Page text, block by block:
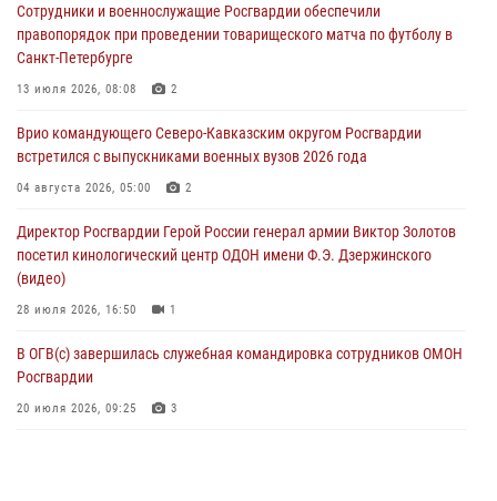
В Курске росгвардейцы приняли участие в митинге, посвященном
второй годовщине вторжения ВСУ на территорию области
06 августа 2026, 11:56
угрожавшего подростку травматическим пистолетом
06 августа 2026, 11:33
крупная нарколаборатория
Сотрудники и военнослужащие Росгвардии обеспечили
правопорядок при проведении товарищеского матча по футболу в
Санкт-Петербурге
13 июля 2026, 08:08 2
Врио командующего Северо-Кавказским округом Росгвардии
встретился с выпускниками военных вузов 2026 года
04 августа 2026, 05:00 2
Директор Росгвардии Герой России генерал армии Виктор Золотов
посетил кинологический центр ОДОН имени Ф.Э. Дзержинского
(видео)
28 июля 2026, 16:50 1
В ОГВ(с) завершилась служебная командировка сотрудников ОМОН
Росгвардии
20 июля 2026, 09:25 3